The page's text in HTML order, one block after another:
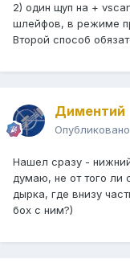
2) один щуп на +
шлейфов, в режиме
Второй способ
Диментий
Опубликовано
Нашел сразу -
думаю, не от того ли
дырка, где внизу
бох с ним?)